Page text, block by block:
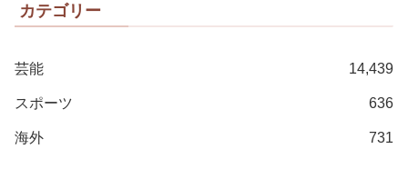
カテゴリー
芸能 14,439
スポーツ 636
海外 731